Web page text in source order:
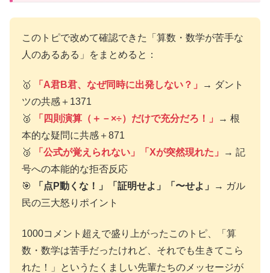
このトピで改めて確認できた「算数・数学が苦手な
人のあるある」をまとめると：
🥇 「A君B君、なぜ同時に出発しない？」
→ ダント
ツの共感＋1371
🥈
「四則演算（＋－×÷）だけで充分だろ！」
→ 根
本的な疑問に共感＋871
🥉
「公式が覚えられない」「Xが突然現れた」
→ 記
号への本能的な拒否反応
🎯
「点P動くな！」「証明せよ」「〜せよ」
→ ガル
民の三大怒りポイント
1000コメント超えで盛り上がったこのトピ、「算
数・数学は苦手だったけれど、それでも生きてこら
れた！」というたくましい先輩たちのメッセージが